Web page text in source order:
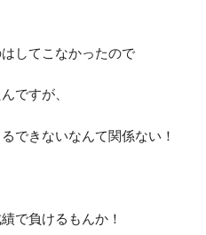
してこなかったので
ですが、
できないなんて関係ない！
で負けるもんか！